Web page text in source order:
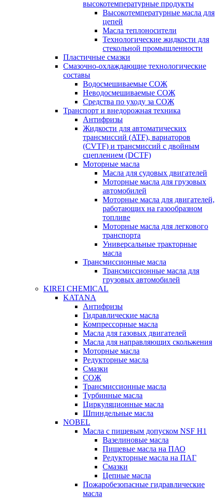
высокотемпературные продукты
Высокотемпературные масла для
цепей
Масла теплоносители
Технологические жидкости для
стекольной промышленности
Пластичные смазки
Смазочно-охлаждающие технологические
составы
Водосмешиваемые СОЖ
Неводосмешиваемые СОЖ
Средства по уходу за СОЖ
Транспорт и внедорожная техника
Антифризы
Жидкости для автоматических
трансмиссий (ATF), вариаторов
(CVTF) и трансмиссий с двойным
сцеплением (DCTF)
Моторные масла
Масла для судовых двигателей
Моторные масла для грузовых
автомобилей
Моторные масла для двигателей,
работающих на газообразном
топливе
Моторные масла для легкового
транспорта
Универсальные тракторные
масла
Трансмиссионные масла
Трансмиссионные масла для
грузовых автомобилей
KIREI CHEMICAL
KATANA
Антифризы
Гидравлические масла
Компрессорные масла
Масла для газовых двигателей
Масла для направляющих скольжения
Моторные масла
Редукторные масла
Смазки
СОЖ
Трансмиссионные масла
Турбинные масла
Циркуляционные масла
Шпиндельные масла
NOBEL
Масла с пищевым допуском NSF H1
Вазелиновые масла
Пищевые масла на ПАО
Редукторные масла на ПАГ
Смазки
Цепные масла
Пожаробезопасные гидравлические
масла